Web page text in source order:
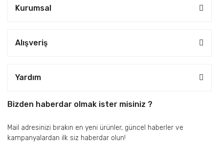
Kurumsal
Alışveriş
Yardım
Bizden haberdar olmak ister misiniz ?
Mail adresinizi bırakın en yeni ürünler, güncel haberler ve
kampanyalardan ilk siz haberdar olun!